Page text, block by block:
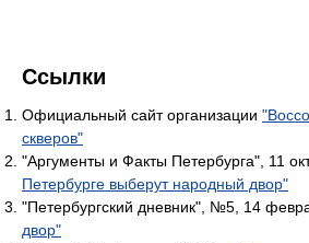
Ссылки
Официальный сайт организации
скверов"
"Аргументы и Факты Петербурга", 11
Петербурге выберут народный двор"
"Петербургский дневник", №5, 14
двор"